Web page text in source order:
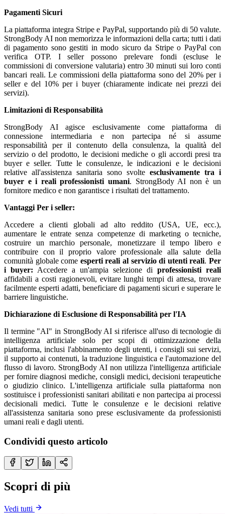
Pagamenti Sicuri
La piattaforma integra Stripe e PayPal, supportando più di 50 valute.
StrongBody AI non memorizza le informazioni della carta; tutti i dati
di pagamento sono gestiti in modo sicuro da Stripe o PayPal con
verifica OTP. I seller possono prelevare fondi (escluse le
commissioni di conversione valutaria) entro 30 minuti sui loro conti
bancari reali. Le commissioni della piattaforma sono del 20% per i
seller e del 10% per i buyer (chiaramente indicate nei prezzi dei
servizi).
Limitazioni di Responsabilità
StrongBody AI agisce esclusivamente come piattaforma di
connessione intermediaria e non partecipa né si assume
responsabilità per il contenuto della consulenza, la qualità del
servizio o del prodotto, le decisioni mediche o gli accordi presi tra
buyer e seller. Tutte le consulenze, le indicazioni e le decisioni
relative all'assistenza sanitaria sono svolte esclusivamente tra i
buyer e i reali professionisti umani. StrongBody AI non è un
fornitore medico e non garantisce i risultati del trattamento.
Vantaggi Per i seller:
Accedere a clienti globali ad alto reddito (USA, UE, ecc.),
aumentare le entrate senza competenze di marketing o tecniche,
costruire un marchio personale, monetizzare il tempo libero e
contribuire con il proprio valore professionale alla salute della
comunità globale come esperti reali al servizio di utenti reali.Per
i buyer: Accedere a un'ampia selezione di professionisti reali
affidabili a costi ragionevoli, evitare lunghi tempi di attesa, trovare
facilmente esperti adatti, beneficiare di pagamenti sicuri e superare le
barriere linguistiche.
Dichiarazione di Esclusione di Responsabilità per l'IA
Il termine "AI" in StrongBody AI si riferisce all'uso di tecnologie di
intelligenza artificiale solo per scopi di ottimizzazione della
piattaforma, inclusi l'abbinamento degli utenti, i consigli sui servizi,
il supporto ai contenuti, la traduzione linguistica e l'automazione del
flusso di lavoro. StrongBody AI non utilizza l'intelligenza artificiale
per fornire diagnosi mediche, consigli medici, decisioni terapeutiche
o giudizio clinico. L'intelligenza artificiale sulla piattaforma non
sostituisce i professionisti sanitari abilitati e non partecipa ai processi
decisionali medici. Tutte le consulenze e le decisioni relative
all'assistenza sanitaria sono prese esclusivamente da professionisti
umani reali e dagli utenti.
Condividi questo articolo
Scopri di più
Vedi tutti